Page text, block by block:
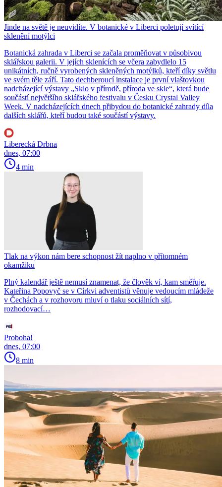
Jinde na světě je neuvidíte. V botanické v Liberci poletují svítící
sklenění motýlci
Botanická zahrada v Liberci se začala proměňovat v působivou
sklářskou galerii. V jejích sklenících se včera zabydlelo 15
unikátních, ručně vyrobených skleněných motýlků, kteří díky světlu
ve svém těle září. Tato dechberoucí instalace je první vlaštovkou
nadcházející výstavy „Sklo v přírodě, příroda ve skle“, která bude
součástí největšího sklářského festivalu v Česku Crystal Valley
Week. V nadcházejících dnech přibydou do botanické zahrady díla
dalších sklářů, kteří budou také součástí výstavy.
Liberecká Drbna
dnes, 07:00
4 min
Tlak na výkon nám bere schopnost žít naplno v přítomném
okamžiku
Plný kalendář ještě nemusí znamenat, že člověk ví, kam směřuje.
Kateřina Popovyč se v Církvi adventistů věnuje vedoucím mládeže
v Čechách a v rozhovoru mluví o tlaku sociálních sítí,
rozhodovací…
Proboha!
dnes, 07:00
8 min